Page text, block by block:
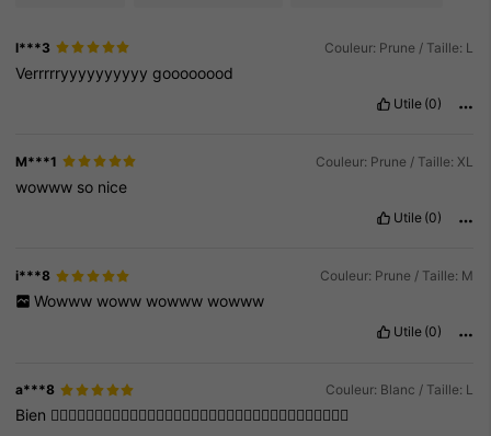
l***3 Couleur: Prune / Taille: L
Verrrrryyyyyyyyyygoooooood
Utile (0)
M***1 Couleur: Prune / Taille: XL
wowww so nice
Utile (0)
i***8 Couleur: Prune / Taille: M
Wowww woww wowww wowww
Utile (0)
a***8 Couleur: Blanc / Taille: L
Bien 👍🏻👍🏻👍🏻👍🏻👍🏻👍🏻👍🏻👍🏻👍🏻👍🏻👍🏻👍🏻👍🏻👍🏻👍🏻👍🏻👍🏻